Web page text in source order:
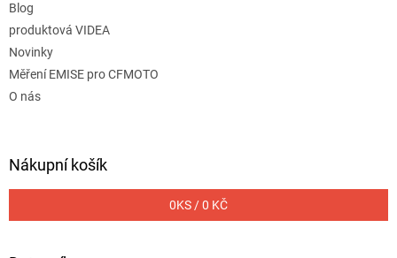
Blog
produktová VIDEA
Novinky
Měření EMISE pro CFMOTO
O nás
Nákupní košík
0KS /0 KČ